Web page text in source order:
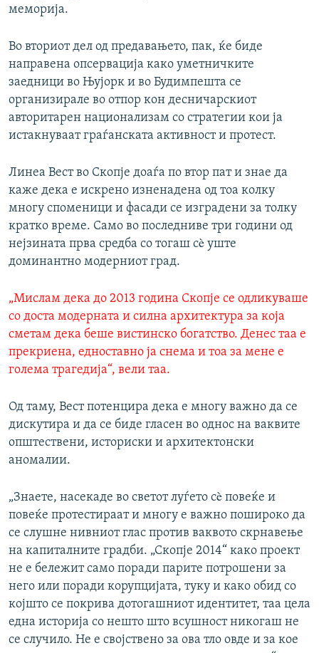
меморија.
Во вториот дел од предавањето, пак, ќе биде
направена опсервација како уметничките
заедници во Њујорк и во Будимпешта се
организирале во отпор кон десничарскиот
авторитарен национализам со стратегии кои ја
истакнуваат граѓанската активност и протест.
Линеа Вест во Скопје доаѓа по втор пат и знае да
каже дека е искрено изненадена од тоа колку
многу споменици и фасади се изградени за толку
кратко време. Само во последниве три години од
нејзината прва средба со тогаш сè уште
доминантно модерниот град.
„Мислам дека до 2013 година Скопје се одликуваше
со доста модерната и силна архитектура за која
сметам дека беше вистинско богатство. Денес таа е
прекриена, едноставно ја снема и тоа за мене е
голема трагедија“, вели таа.
Од таму, Вест потенцира дека е многу важно да се
дискутира и да се биде гласен во однос на ваквите
општествени, историски и архитектонски
аномалии.
„Знаете, насекаде во светот луѓето сè повеќе и
повеќе протестираат и многу е важно пошироко да
се слушне нивниот глас против ваквото скрнавење
на капиталните градби. „Скопје 2014“ како проект
не е бележит само поради парите потрошени за
него или поради корупцијата, туку и како обид со
којшто се покрива дотогашниот идентитет, таа цела
една историја со нешто што всушност никогаш не
се случило. Не е својствено за ова тло овде и за кое